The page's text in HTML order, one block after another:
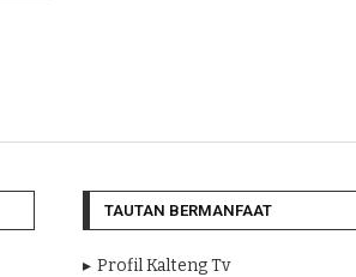
TAUTAN BERMANFAAT
Profil Kalteng Tv